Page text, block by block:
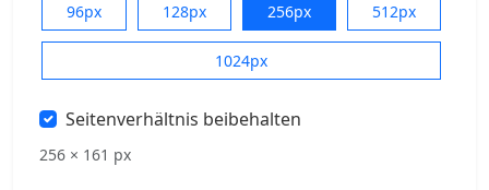
96px 128px 256px 512px
1024px
Seitenverhältnis beibehalten
256 × 161 px